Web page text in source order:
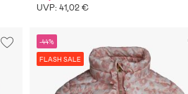
UVP: 41,02 €
-44%
FLASH SALE